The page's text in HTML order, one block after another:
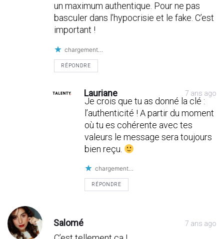
un maximum authentique. Pour ne pas
basculer dans l’hypocrisie et le fake. C’est
important !
chargement…
RÉPONDRE
Lauriane 7 ans ago
Je crois que tu as donné la clé :
l’authenticité ! A partir du moment
où tu es cohérente avec tes
valeurs le message sera toujours
bien reçu.
chargement…
RÉPONDRE
Salomé 7 ans ago